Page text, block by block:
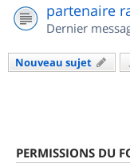
partenaire
Dernier
Nouveau sujet
PERMISSIONS DU